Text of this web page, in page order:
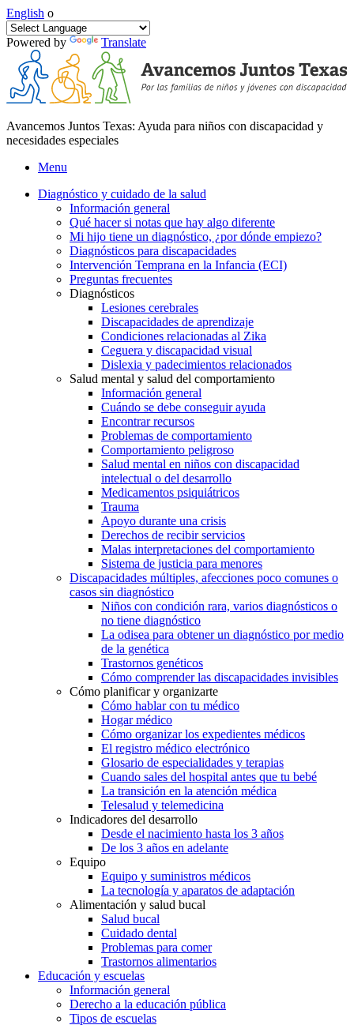
English o
Powered by Translate
Avancemos Juntos Texas: Ayuda para niños con discapacidad y
necesidades especiales
Menu
Diagnóstico y cuidado de la salud
Información general
Qué hacer si notas que hay algo diferente
Mi hijo tiene un diagnóstico, ¿por dónde empiezo?
Diagnósticos para discapacidades
Intervención Temprana en la Infancia (ECI)
Preguntas frecuentes
Diagnósticos
Lesiones cerebrales
Discapacidades de aprendizaje
Condiciones relacionadas al Zika
Ceguera y discapacidad visual
Dislexia y padecimientos relacionados
Salud mental y salud del comportamiento
Información general
Cuándo se debe conseguir ayuda
Encontrar recursos
Problemas de comportamiento
Comportamiento peligroso
Salud mental en niños con discapacidad
intelectual o del desarrollo
Medicamentos psiquiátricos
Trauma
Apoyo durante una crisis
Derechos de recibir servicios
Malas interpretaciones del comportamiento
Sistema de justicia para menores
Discapacidades múltiples, afecciones poco comunes o
casos sin diagnóstico
Niños con condición rara, varios diagnósticos o
no tiene diagnóstico
La odisea para obtener un diagnóstico por medio
de la genética
Trastornos genéticos
Cómo comprender las discapacidades invisibles
Cómo planificar y organizarte
Cómo hablar con tu médico
Hogar médico
Cómo organizar los expedientes médicos
El registro médico electrónico
Glosario de especialidades y terapias
Cuando sales del hospital antes que tu bebé
La transición en la atención médica
Telesalud y telemedicina
Indicadores del desarrollo
Desde el nacimiento hasta los 3 años
De los 3 años en adelante
Equipo
Equipo y suministros médicos
La tecnología y aparatos de adaptación
Alimentación y salud bucal
Salud bucal
Cuidado dental
Problemas para comer
Trastornos alimentarios
Educación y escuelas
Información general
Derecho a la educación pública
Tipos de escuelas